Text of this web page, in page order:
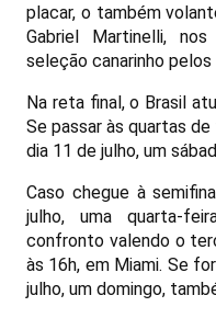
placar, o também
Gabriel Martinelli,
seleção canarinho
Na reta final, o Brasil
Se passar às quartas
dia 11 de julho, um
Caso chegue à
julho, uma quarta-
confronto valendo o
às 16h, em Miami. Se
julho, um domingo,